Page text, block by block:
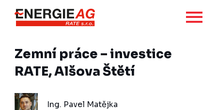
Zemní práce – investice
RATE, Alšova Štětí
Ing. Pavel Matějka